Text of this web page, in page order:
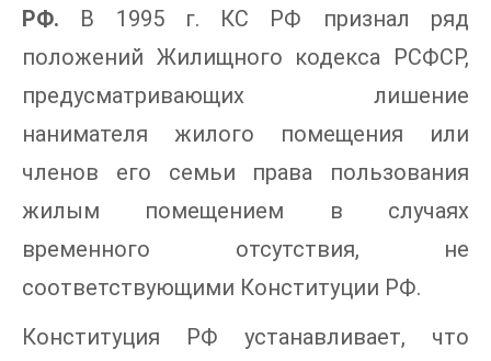
РФ. В 1995 г. КС РФ признал ряд
положений Жилищного кодекса РСФСР,
предусматривающих лишение
нанимателя жилого помещения или
членов его семьи права пользования
жилым помещением в случаях
временного отсутствия, не
соответствующими Конституции РФ.
Конституция РФ устанавливает, что